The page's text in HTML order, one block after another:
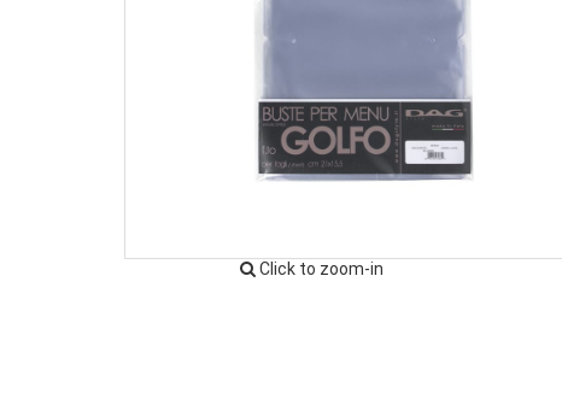
Click to zoom-in